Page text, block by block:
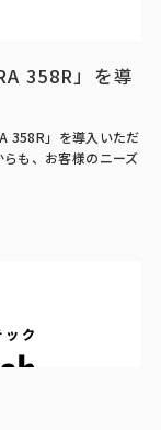
358R」を導
358R」を導入いただ
も、お客様のニーズ